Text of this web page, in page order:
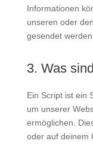
Informationen
unseren oder
gesendet werden.
3. Was
Ein Script ist ein
um unserer
ermöglichen.
oder auf deinem